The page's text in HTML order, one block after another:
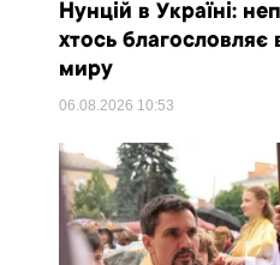
Нунцій в Україні:
хтось благословляє
миру
06.08.2026 10:53